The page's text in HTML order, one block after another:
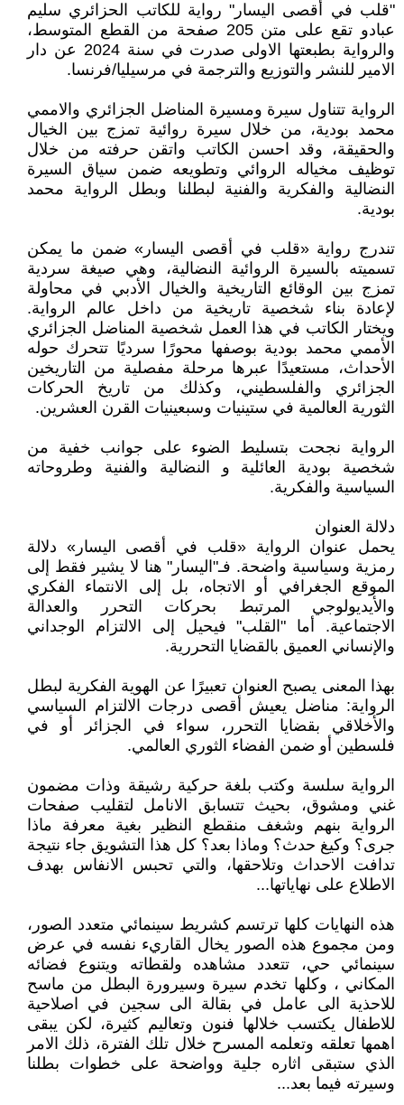
"قلب في أقصى اليسار" رواية للكاتب الحزائري سليم
عبادو تقع على متن 205 صفحة من القطع المتوسط،
والرواية بطبعتها الاولى صدرت في سنة 2024 عن دار
الامير للنشر والتوزيع والترجمة في مرسيليا/فرنسا.
الرواية تتناول سيرة ومسيرة المناضل الجزائري والاممي
محمد بودية، من خلال سيرة روائية تمزج بين الخيال
والحقيقة، وقد احسن الكاتب واتقن حرفته من خلال
توظيف مخياله الروائي وتطويعه ضمن سياق السيرة
النضالية والفكرية والفنية لبطلنا وبطل الرواية محمد
بودية.
تندرج رواية «قلب في أقصى اليسار» ضمن ما يمكن
تسميته بالسيرة الروائية النضالية، وهي صيغة سردية
تمزج بين الوقائع التاريخية والخيال الأدبي في محاولة
لإعادة بناء شخصية تاريخية من داخل عالم الرواية.
ويختار الكاتب في هذا العمل شخصية المناضل الجزائري
الأممي محمد بودية بوصفها محورًا سرديًا تتحرك حوله
الأحداث، مستعيدًا عبرها مرحلة مفصلية من التاريخين
الجزائري والفلسطيني، وكذلك من تاريخ الحركات
الثورية العالمية في ستينيات وسبعينيات القرن العشرين.
الرواية نجحت بتسليط الضوء على جوانب خفية من
شخصية بودية العائلية و النضالية والفنية وطروحاته
السياسية والفكرية.
دلالة العنوان
يحمل عنوان الرواية «قلب في أقصى اليسار» دلالة
رمزية وسياسية واضحة. فـ"اليسار" هنا لا يشير فقط إلى
الموقع الجغرافي أو الاتجاه، بل إلى الانتماء الفكري
والأيديولوجي المرتبط بحركات التحرر والعدالة
الاجتماعية. أما "القلب" فيحيل إلى الالتزام الوجداني
والإنساني العميق بالقضايا التحررية.
بهذا المعنى يصبح العنوان تعبيرًا عن الهوية الفكرية لبطل
الرواية: مناضل يعيش أقصى درجات الالتزام السياسي
والأخلاقي بقضايا التحرر، سواء في الجزائر أو في
فلسطين أو ضمن الفضاء الثوري العالمي.
الرواية سلسة وكتب بلغة حركية رشيقة وذات مضمون
غني ومشوق، بحيث تتسابق الانامل لتقليب صفحات
الرواية بنهم وشغف منقطع النظير بغية معرفة ماذا
جرى؟ وكيغ حدث؟ وماذا بعد؟ كل هذا التشويق جاء نتيجة
تدافت الاحداث وتلاحقها، والتي تحبس الانفاس بهدف
الاطلاع على نهاياتها...
هذه النهايات كلها ترتسم كشريط سينمائي متعدد الصور،
ومن مجموع هذه الصور يخال القاريء نفسه في عرض
سينمائي حي، تتعدد مشاهده ولقطاته ويتنوع فضائه
المكاني ، وكلها تخدم سيرة وسيرورة البطل من ماسح
للاحذية الى عامل في بقالة الى سجين في اصلاحية
للاطفال يكتسب خلالها فنون وتعاليم كثيرة، لكن يبقى
اهمها تعلقه وتعلمه المسرح خلال تلك الفترة، ذلك الامر
الذي ستبقى اثاره جلية وواضحة على خطوات بطلنا
وسيرته فيما بعد...